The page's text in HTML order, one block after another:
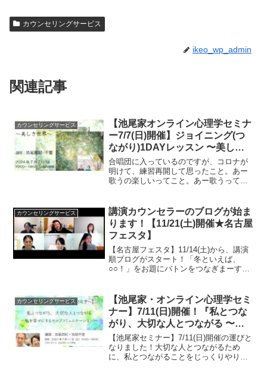
カウンセリングサービス
ikeo_wp_admin
関連記事
カウンセリングサービス
【池尾家オンライン心理学セミナ
ー7/7(日)開催】ジョイニング(つ
ながり)1DAYレッスン 〜美しき
世界〜
合唱団に入っているのですが、コロナが
明けて、練習再開して思ったこと。あー
歌うの楽しいってこと。あー歌うって体
る今日この頃、はい、こんにちは、池尾
千里です。７月７日（日）...
カウンセリングサービス
講演カウンセラーのブログが始ま
ります！【11/21(土)開催★名古屋
フェスタ】
【名古屋フェスタ】11/14(土)から、講演
順ブログがスタート！「冬といえば、
○○！」をお題にバトンをつなぎまーす。
カウンセリングサービス
【池尾家・オンライン心理学セミ
ナー】7/11(日)開催！『私とつな
がり、大切な人とつながる 〜私
を幸せにするセルフコミュニケー
ション〜』
【池尾家セミナー】7/11(日)開催の運びと
なりました！大切な人とつながるため
に、私とつながることをじっくりやりた